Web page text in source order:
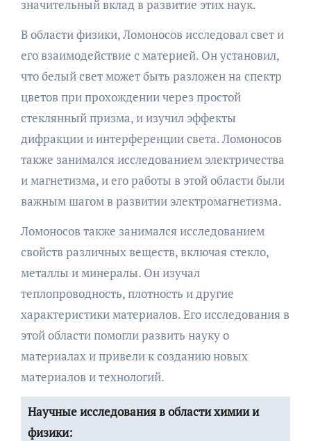
значительный вклад в развитие этих наук.
В области физики, Ломоносов исследовал свет и
его взаимодействие с материей. Он установил,
что белый свет может быть разложен на спектр
цветов при прохождении через простой
стеклянный призма, и изучил эффекты
дифракции и интерференции света. Ломоносов
также занимался исследованием электричества
и магнетизма, и его работы в этой области были
важным шагом в развитии электромагнетизма.
Ломоносов также занимался исследованием
свойств различных веществ, включая стекло,
металлы и минералы. Он изучал
теплопроводность, плотность и другие
характеристики материалов. Его исследования в
этой области помогли развить науку о
материалах и привели к созданию новых
материалов и технологий.
Научные исследования в области химии и
физики: